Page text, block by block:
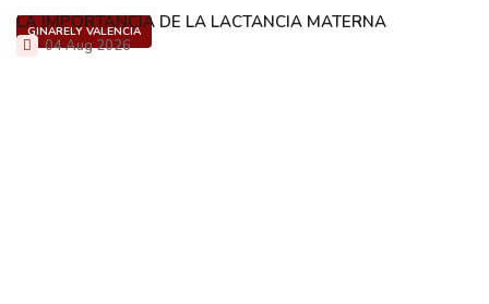
GINARELY VALENCIA
LA IMPORTANCIA DE LA LACTANCIA MATERNA
04 Aug 2026